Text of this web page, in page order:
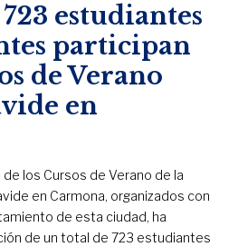
estudiantes
participan
de Verano
en
los Cursos de Verano de la
en Carmona, organizados con
de esta ciudad, ha
de un total de 723 estudiantes